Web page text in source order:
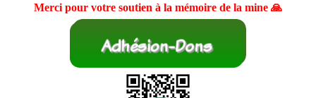
Merci pour votre soutien à la mémoire de la mine 🙏